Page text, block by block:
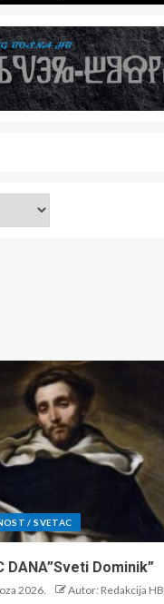
/ SVETAC
DANA”Sveti Dominik”
2026. Autor: Redakcija HB